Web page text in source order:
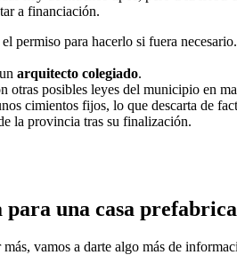
a financiación.
permiso para hacerlo si fuera necesario.
arquitecto colegiado.
otras posibles leyes del municipio en
cimientos fijos, lo que descarta de
la provincia tras su finalización.
una casa
vamos a darte algo más de